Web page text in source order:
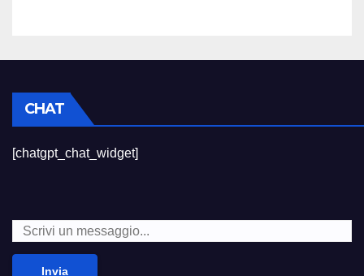
CHAT
[chatgpt_chat_widget]
Invia